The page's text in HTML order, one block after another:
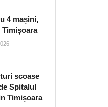
4 mașini,
Timișoara
scoase
Spitalul
Timișoara